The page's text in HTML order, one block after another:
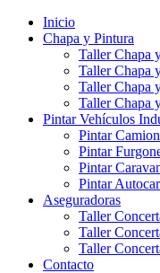
Inicio
Chapa y Pintura
Taller Chapa
Taller Chapa
Taller Chapa
Taller Chapa
Pintar Vehículos
Pintar
Pintar
Pintar
Pintar
Aseguradoras
Taller
Taller
Taller
Contacto